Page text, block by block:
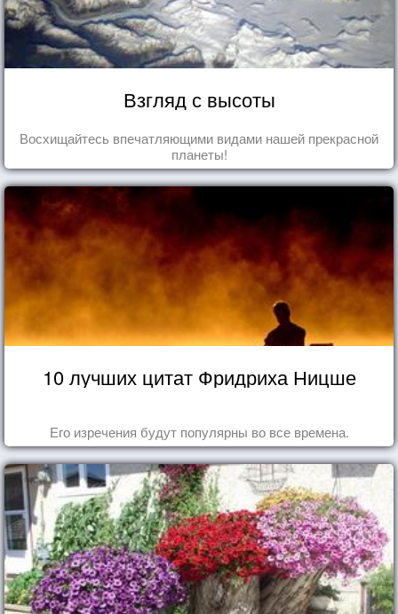
Взгляд с высоты
Восхищайтесь впечатляющими видами нашей прекрасной
планеты!
10 лучших цитат Фридриха Ницше
Его изречения будут популярны во все времена.